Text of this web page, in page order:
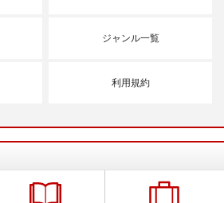
ジャンル一覧
利用規約